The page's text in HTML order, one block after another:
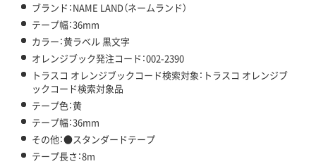
ブランド：NAME LAND（ネームランド）
テープ幅：36mm
カラー：黄ラベル 黒文字
オレンジブック発注コード：002-2390
トラスコ オレンジブックコード検索対象：トラスコ オレンジブ
ックコード検索対象品
テープ色：黄
テープ幅：36mm
その他：●スタンダードテープ
テープ長さ：8m